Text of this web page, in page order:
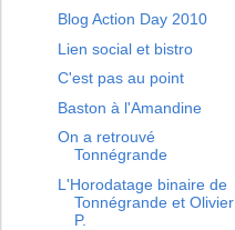
Blog Action Day 2010
Lien social et bistro
C'est pas au point
Baston à l'Amandine
On a retrouvé
Tonnégrande
L'Horodatage binaire de
Tonnégrande et Olivier
P.